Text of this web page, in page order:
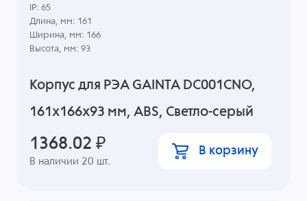
Корпус для РЭА GAINTA DC001CNO,
161x166x93 мм, ABS, Светло-серый
В наличии 20 шт.
IP: 65
Длина, мм: 161
Ширина, мм: 166
Высота, мм: 93
1368.02 ₽ В корзину